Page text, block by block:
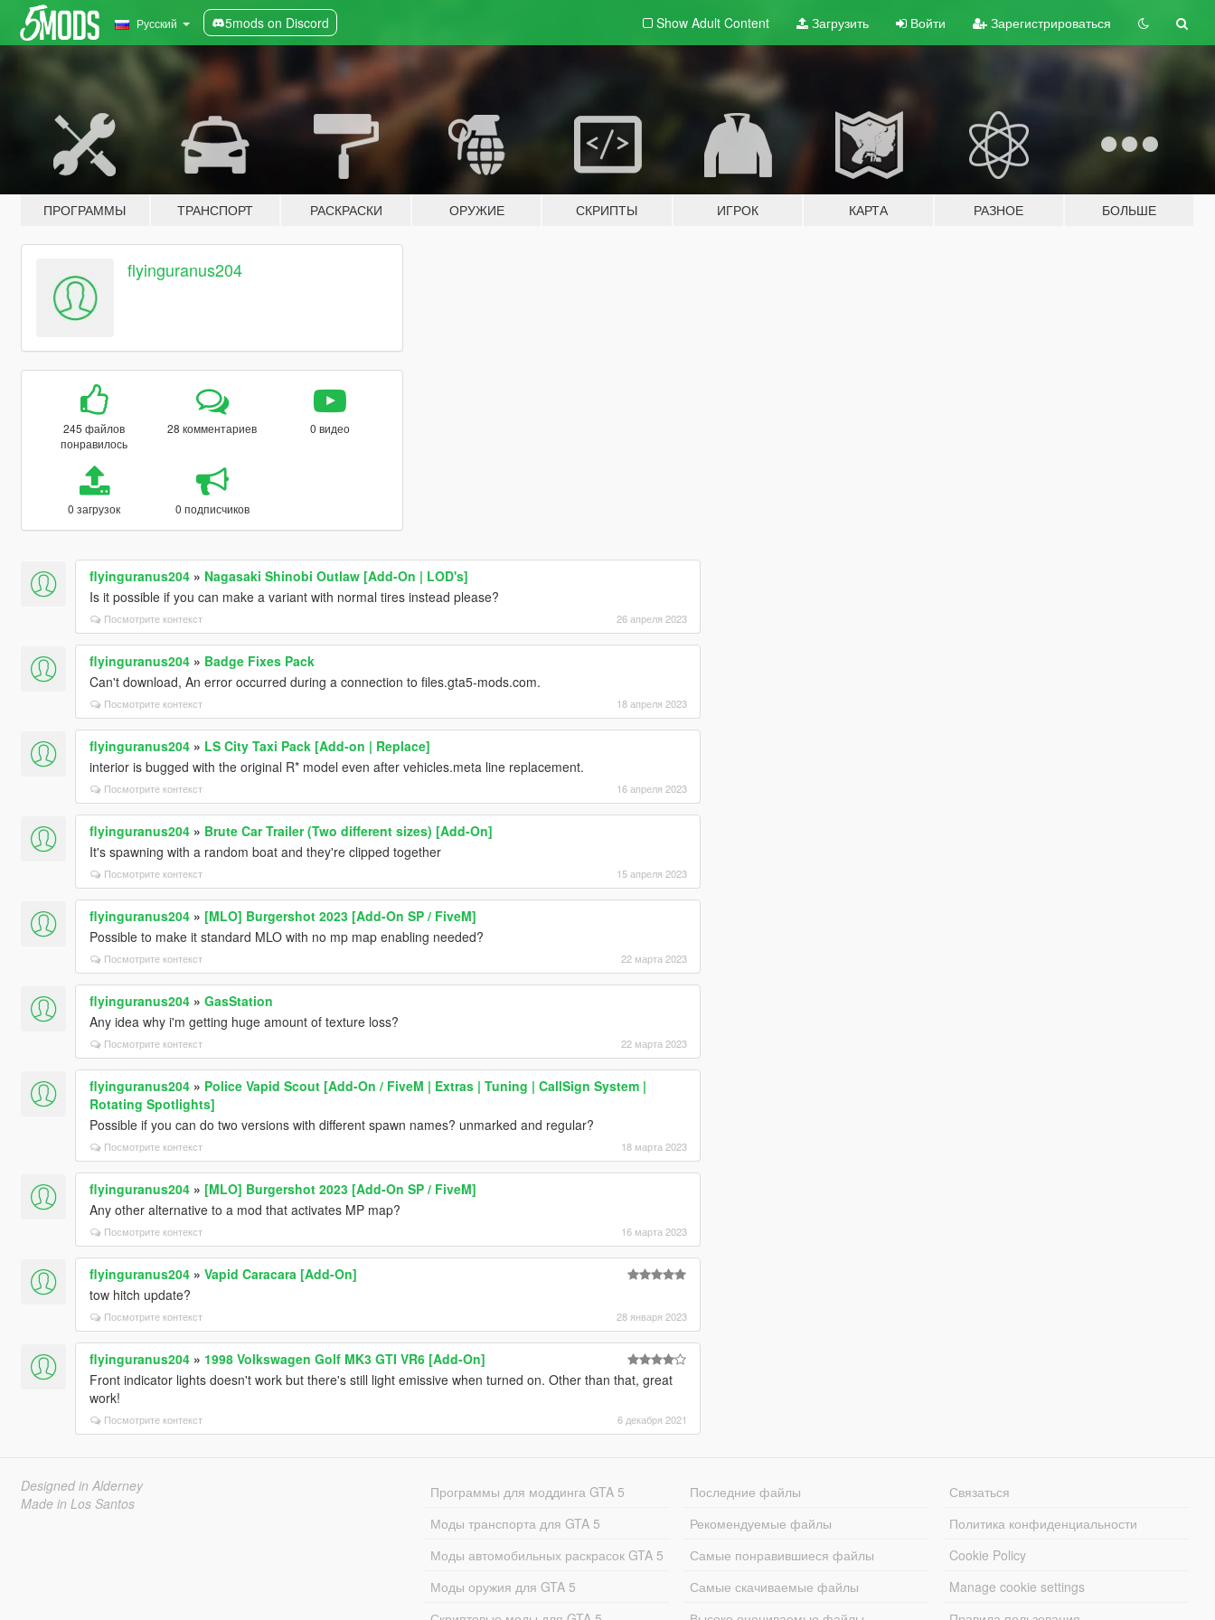
Русский 5mods on Discord Show Adult Content Загрузить Войти Зарегистрироваться
ПРОГРАММЫ ТРАНСПОРТ РАСКРАСКИ ОРУЖИЕ СКРИПТЫ ИГРОК КАРТА РАЗНОЕ БОЛЬШЕ
flyinguranus204
245 файлов
понравилось
28 комментариев 0 видео
0 загрузок 0 подписчиков
flyinguranus204» Nagasaki Shinobi Outlaw [Add-On | LOD's]
Is it possible if you can make a variant with normal tires instead please?
Посмотрите контекст 26 апреля 2023
flyinguranus204» Badge Fixes Pack
Can't download, An error occurred during a connection to files.gta5-mods.com.
Посмотрите контекст 18 апреля 2023
flyinguranus204» LS City Taxi Pack [Add-on | Replace]
interior is bugged with the original R* model even after vehicles.meta line replacement.
Посмотрите контекст 16 апреля 2023
flyinguranus204» Brute Car Trailer (Two different sizes) [Add-On]
It's spawning with a random boat and they're clipped together
Посмотрите контекст 15 апреля 2023
flyinguranus204» [MLO] Burgershot 2023 [Add-On SP / FiveM]
Possible to make it standard MLO with no mp map enabling needed?
Посмотрите контекст 22 марта 2023
flyinguranus204» GasStation
Any idea why i'm getting huge amount of texture loss?
Посмотрите контекст 22 марта 2023
flyinguranus204» Police Vapid Scout [Add-On / FiveM | Extras | Tuning | CallSign System |
Rotating Spotlights]
Possible if you can do two versions with different spawn names? unmarked and regular?
Посмотрите контекст 18 марта 2023
flyinguranus204» [MLO] Burgershot 2023 [Add-On SP / FiveM]
Any other alternative to a mod that activates MP map?
Посмотрите контекст 16 марта 2023
flyinguranus204» Vapid Caracara [Add-On]
tow hitch update?
Посмотрите контекст 28 января 2023
flyinguranus204» 1998 Volkswagen Golf MK3 GTI VR6 [Add-On]
Front indicator lights doesn't work but there's still light emissive when turned on. Other than that, great
work!
Посмотрите контекст 6 декабря 2021
Designed in Alderney
Made in Los Santos
Программы для моддинга GTA 5
Моды транспорта для GTA 5
Моды автомобильных раскрасок GTA 5
Моды оружия для GTA 5
Последние файлы
Рекомендуемые файлы
Самые понравившиеся файлы
Самые скачиваемые файлы
Связаться
Политика конфиденциальности
Cookie Policy
Manage cookie settings